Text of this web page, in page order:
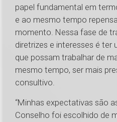
papel fundamental em
e ao mesmo tempo
momento. Nessa fase de
diretrizes e interesses é ter
que possam trabalhar de
mesmo tempo, ser mais
consultivo.
“Minhas expectativas são
Conselho foi escolhido de